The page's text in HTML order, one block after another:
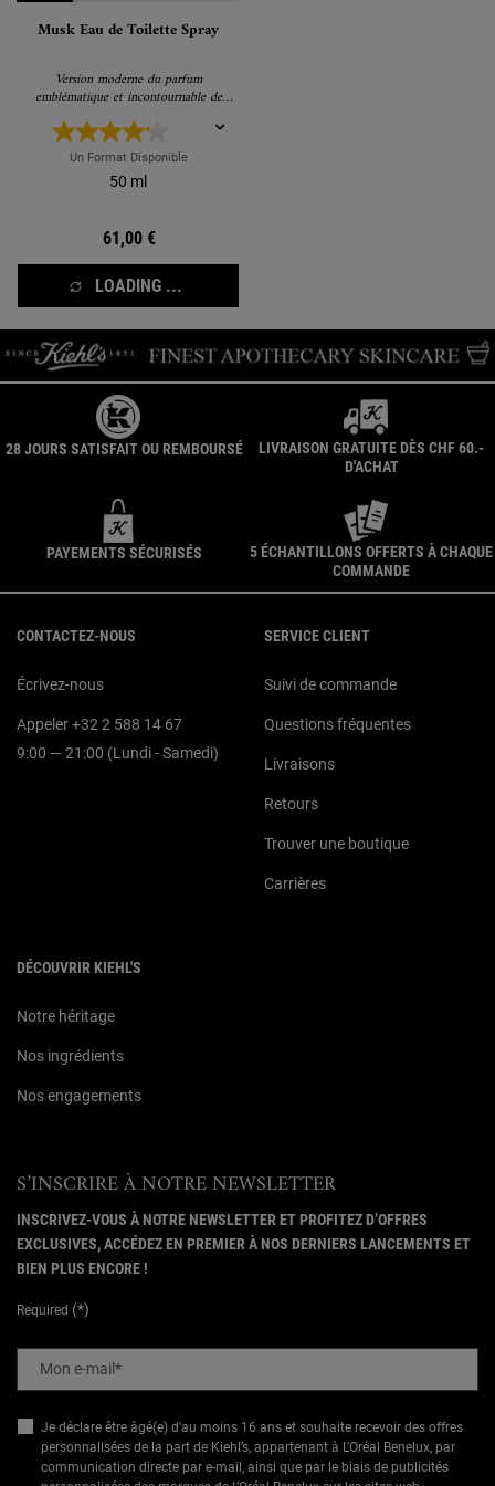
Musk Eau de Toilette Spray
Version moderne du parfum
emblématique et incontournable de
Kiehl's
Un Format Disponible
50 ml
61,00 €
LOADING ...
28 JOURS SATISFAIT OU REMBOURSÉ
LIVRAISON GRATUITE DÈS CHF 60.-
D'ACHAT
PAYEMENTS SÉCURISÉS
5 ÉCHANTILLONS OFFERTS À CHAQUE
COMMANDE
CONTACTEZ-NOUS
Écrivez-nous
Appeler +32 2 588 14 67
9:00 — 21:00 (Lundi - Samedi)
SERVICE CLIENT
Suivi de commande
Questions fréquentes
Livraisons
Retours
Trouver une boutique
Carrières
DÉCOUVRIR KIEHL'S
Notre héritage
Nos ingrédients
Nos engagements
S’INSCRIRE À NOTRE NEWSLETTER
INSCRIVEZ-VOUS À NOTRE NEWSLETTER ET PROFITEZ D’OFFRES
EXCLUSIVES, ACCÉDEZ EN PREMIER À NOS DERNIERS LANCEMENTS ET
BIEN PLUS ENCORE !
Required (*)
Mon e-mail*
Je déclare être âgé(e) d'au moins 16 ans et souhaite recevoir des offres
personnalisées de la part de Kiehl’s, appartenant à L’Oréal Benelux, par
communication directe par e-mail, ainsi que par le biais de publicités